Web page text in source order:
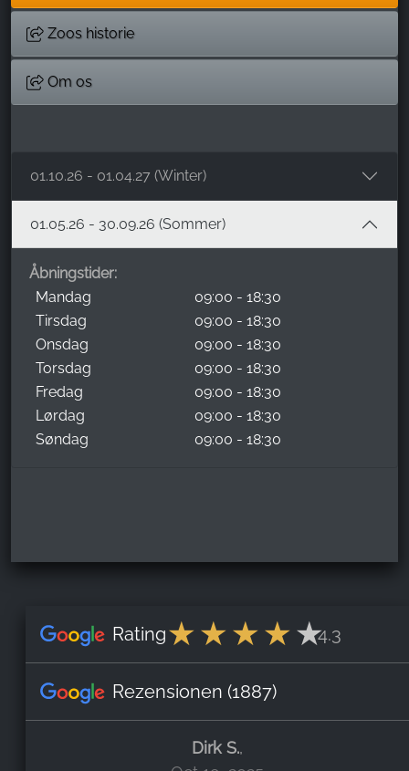
Zoos historie
Om os
01.10.26 - 01.04.27 (Winter)
01.05.26 - 30.09.26 (Sommer)
Åbningstider:
Mandag
09:00 - 18:30
Tirsdag
09:00 - 18:30
Onsdag
09:00 - 18:30
Torsdag
09:00 - 18:30
Fredag
09:00 - 18:30
Lørdag
09:00 - 18:30
Søndag
09:00 - 18:30
Rating 4.3
Rezensionen (1887)
Dirk S.,